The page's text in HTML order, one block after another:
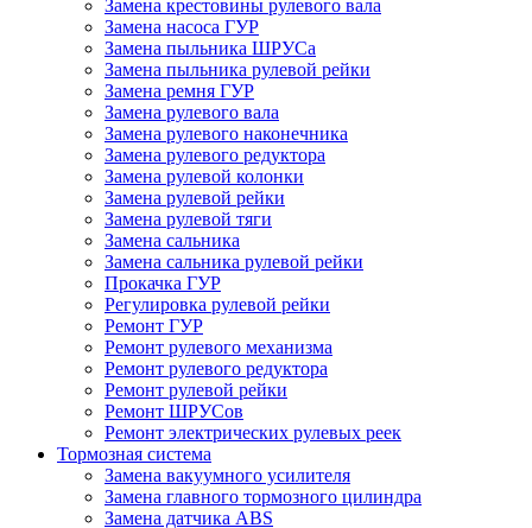
Замена крестовины рулевого вала
Замена насоса ГУР
Замена пыльника ШРУСа
Замена пыльника рулевой рейки
Замена ремня ГУР
Замена рулевого вала
Замена рулевого наконечника
Замена рулевого редуктора
Замена рулевой колонки
Замена рулевой рейки
Замена рулевой тяги
Замена сальника
Замена сальника рулевой рейки
Прокачка ГУР
Регулировка рулевой рейки
Ремонт ГУР
Ремонт рулевого механизма
Ремонт рулевого редуктора
Ремонт рулевой рейки
Ремонт ШРУСов
Ремонт электрических рулевых реек
Тормозная система
Замена вакуумного усилителя
Замена главного тормозного цилиндра
Замена датчика ABS